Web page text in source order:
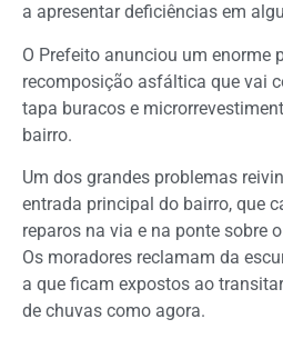
a apresentar deficiências em
O Prefeito anunciou um enorme
recomposição asfáltica que vai
tapa buracos e
bairro.
Um dos grandes problemas
entrada principal do bairro, que
reparos na via e na ponte sobre
Os moradores reclamam da
a que ficam expostos ao
de chuvas como agora.